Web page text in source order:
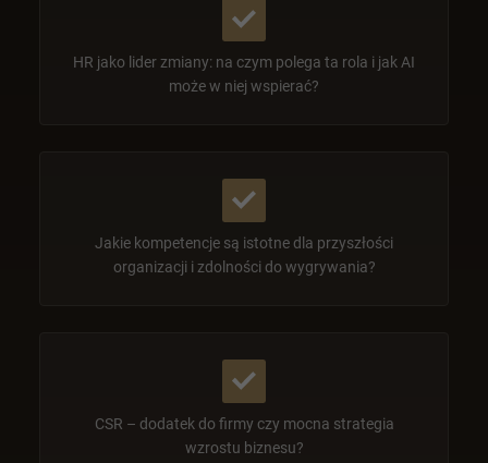
HR jako lider zmiany: na czym polega ta rola i jak AI
może w niej wspierać?
Jakie kompetencje są istotne dla przyszłości
organizacji i zdolności do wygrywania?
CSR – dodatek do firmy czy mocna strategia
wzrostu biznesu?